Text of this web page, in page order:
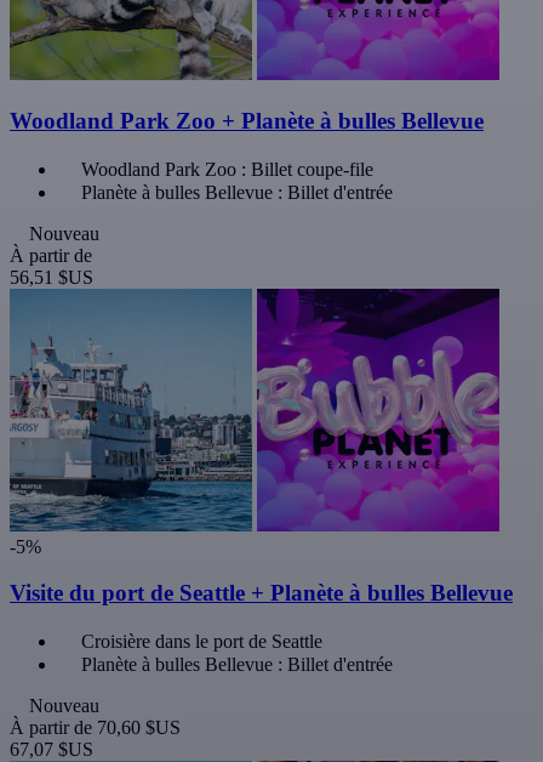
Woodland Park Zoo + Planète à bulles Bellevue
Woodland Park Zoo : Billet coupe-file
Planète à bulles Bellevue : Billet d'entrée
Nouveau
À partir de
56,51 $US
-5%
Visite du port de Seattle + Planète à bulles Bellevue
Croisière dans le port de Seattle
Planète à bulles Bellevue : Billet d'entrée
Nouveau
À partir de 70,60 $US
67,07 $US